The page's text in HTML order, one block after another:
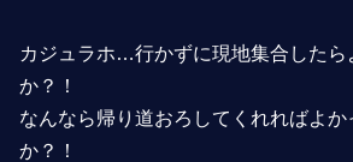
カジュラホ…行かずに現地集合したら
か？！
なんなら帰り道おろしてくれればよか
か？！